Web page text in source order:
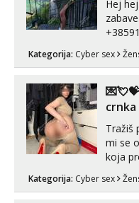
Hej
Whatsapp). 🤙
Hvala.
Kategorija: Cyber sex
crnka
Tražiš
mi se
koja
vidio,
bolje
Kategorija: Cyber sex